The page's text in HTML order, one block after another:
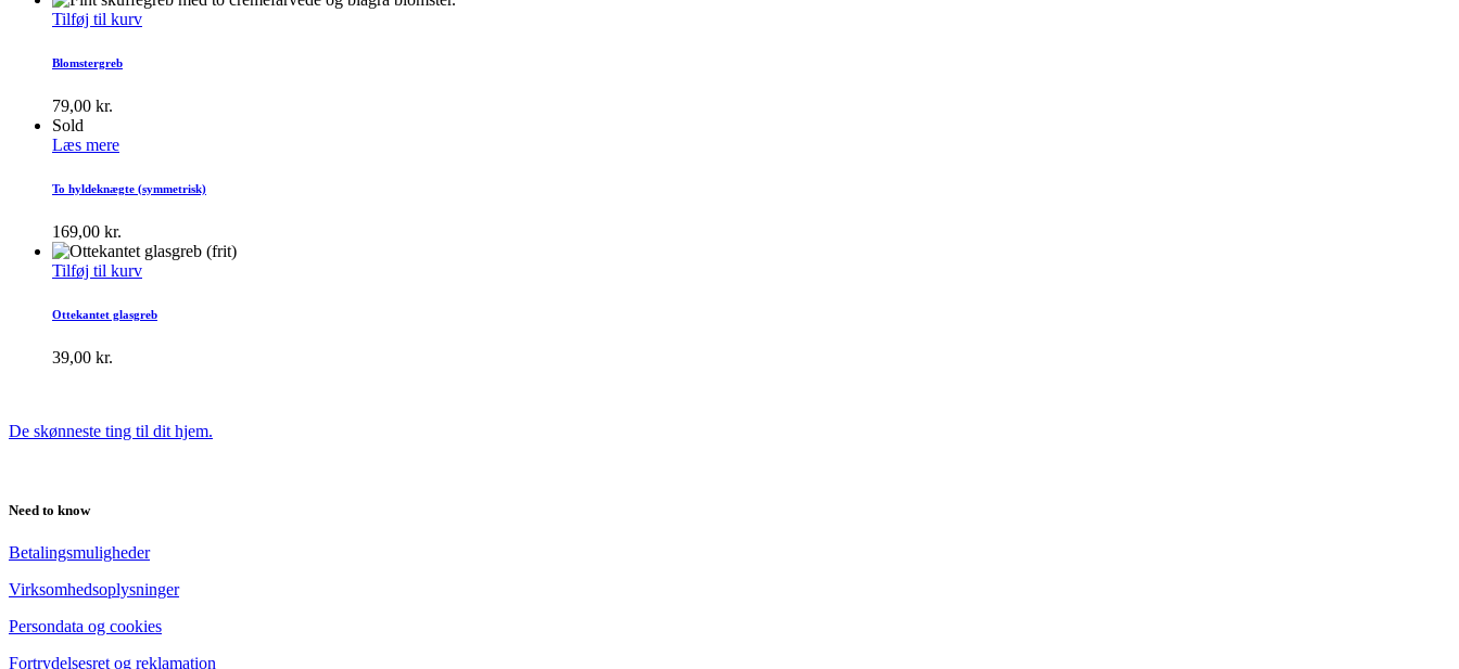
Tilføj til kurv
Blomstergreb
79,00 kr.
Sold
Læs mere
To hyldeknægte (symmetrisk)
169,00 kr.
Tilføj til kurv
Ottekantet glasgreb
39,00 kr.
De skønneste ting til dit hjem.
Need to know
Betalingsmuligheder
Virksomhedsoplysninger
Persondata og cookies
Fortrydelsesret og reklamation